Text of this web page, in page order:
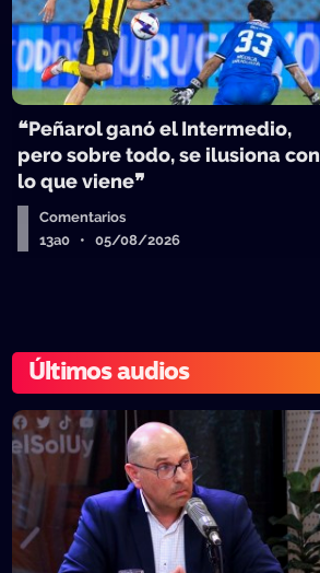
❝Peñarol ganó el Intermedio,
pero sobre todo, se ilusiona con
lo que viene❞
Comentarios
13a0 • 05/08/2026
Últimos audios